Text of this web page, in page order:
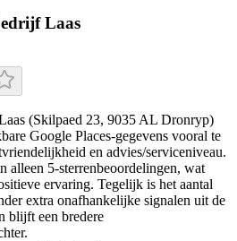
Laas
(Skilpaed 23, 9035 AL Dronryp)
Google Places-gegevens vooral te
en advies/serviceniveau.
alleen 5-sterrenbeoordelingen, wat
ervaring. Tegelijk is het aantal
extra onafhankelijke signalen uit de
blijft een bredere